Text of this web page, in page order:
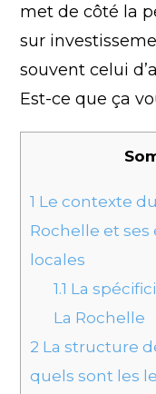
met de côté la
sur
souvent celui
Est-ce que ça
1 Le contexte
Rochelle et
locales
1.1 La
La Rochelle
2 La structure
quels sont les